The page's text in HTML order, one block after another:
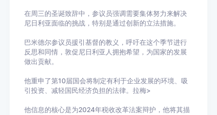
在周三的圣诞致辞中，参议员强调需要集体努力来解决
尼日利亚面临的挑战，特别是通过创新的立法措施。
巴米德尔参议员援引基督的教义，呼吁在这个季节进行
反思和同情，敦促尼日利亚人拥抱希望，为国家的发展
做出贡献。
他重申了第10届国会将制定有利于企业发展的环境、吸
引投资、减轻国民经济负担的法律。拉梅>
他信息的核心是为2024年税收改革法案辩护，他将其描